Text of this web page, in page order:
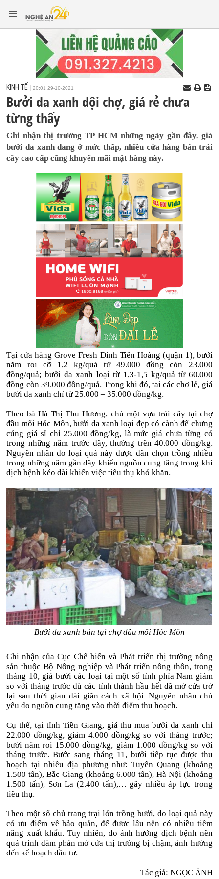
KINH TẾ 20:01 29-10-2021
Bưởi da xanh dội chợ, giá rẻ chưa
từng thấy
Ghi nhận thị trường TP HCM những ngày gần đây, giá
bưởi da xanh đang ở mức thấp, nhiều cửa hàng bán trái
cây cao cấp cũng khuyến mãi mặt hàng này.
Tại cửa hàng Grove Fresh Đinh Tiên Hoàng (quận 1), bưởi
năm roi cỡ 1,2 kg/quả từ 49.000 đồng còn 23.000
đồng/quả; bưởi da xanh loại từ 1,3-1,5 kg/quả từ 60.000
đồng còn 39.000 đồng/quả. Trong khi đó, tại các chợ lẻ, giá
bưởi da xanh chỉ từ 25.000 – 35.000 đồng/kg.
Theo bà Hà Thị Thu Hương, chủ một vựa trái cây tại chợ
đầu mối Hóc Môn, bưởi da xanh loại đẹp có cành để chưng
cúng giá sỉ chỉ 25.000 đồng/kg, là mức giá chưa từng có
trong những năm trước đây, thường trên 40.000 đồng/kg.
Nguyên nhân do loại quả này được dân chọn trồng nhiều
trong những năm gần đây khiến nguồn cung tăng trong khi
dịch bệnh kéo dài khiến việc tiêu thụ khó khăn.
Bưởi da xanh bán tại chợ đầu mối Hóc Môn
Ghi nhận của Cục Chế biến và Phát triển thị trường nông
sản thuộc Bộ Nông nghiệp và Phát triển nông thôn, trong
tháng 10, giá bưởi các loại tại một số tỉnh phía Nam giảm
so với tháng trước dù các tỉnh thành hầu hết đã mở cửa trở
lại sau thời gian dài giãn cách xã hội. Nguyên nhân chủ
yếu do nguồn cung tăng vào thời điểm thu hoạch.
Cụ thể, tại tỉnh Tiền Giang, giá thu mua bưởi da xanh chỉ
22.000 đồng/kg, giảm 4.000 đồng/kg so với tháng trước;
bưởi năm roi 15.000 đồng/kg, giảm 1.000 đồng/kg so với
tháng trước. Bước sang tháng 11, bưởi tiếp tục được thu
hoạch tại nhiều địa phương như: Tuyên Quang (khoảng
1.500 tấn), Bắc Giang (khoảng 6.000 tấn), Hà Nội (khoảng
1.500 tấn), Sơn La (2.400 tấn),… gây nhiều áp lực trong
tiêu thụ.
Theo một số chủ trang trại lớn trồng bưởi, do loại quả này
có ưu điểm về bảo quản, để được lâu nên có nhiều tiềm
năng xuất khẩu. Tuy nhiên, do ảnh hưởng dịch bệnh nên
quá trình đàm phán mở cửa thị trường bị chậm, ảnh hưởng
đến kế hoạch đầu tư.
Tác giả: NGỌC ÁNH